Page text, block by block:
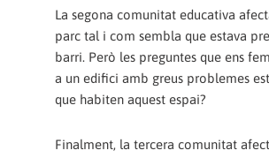
La segona comunitat educativa
parc tal i com sembla que estava
barri. Però les preguntes que ens
a un edifici amb greus problemes
que habiten aquest espai?
Finalment, la tercera comunitat